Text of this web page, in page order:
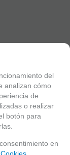
del
analizan cómo
de
o realizar
botón para
en